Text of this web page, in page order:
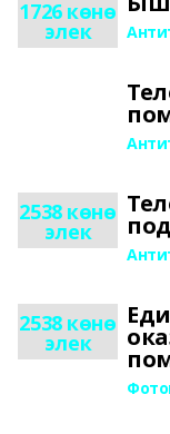
1726 көнө
элек
2538 көнө
элек
2538 көнө
элек